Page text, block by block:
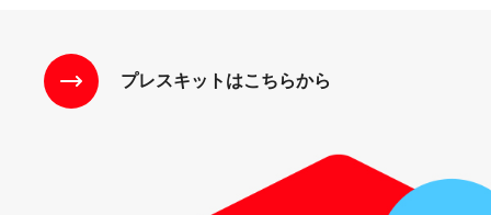
プレスキットはこちらから